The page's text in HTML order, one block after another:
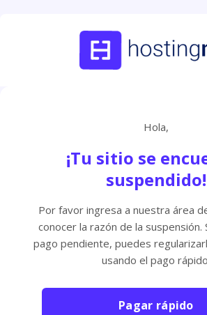
Hola,
¡Tu sitio se
suspendido!
Por favor ingresa a nuestra área
conocer la razón de la suspensión.
pago pendiente, puedes
usando el pago
Pagar rápido